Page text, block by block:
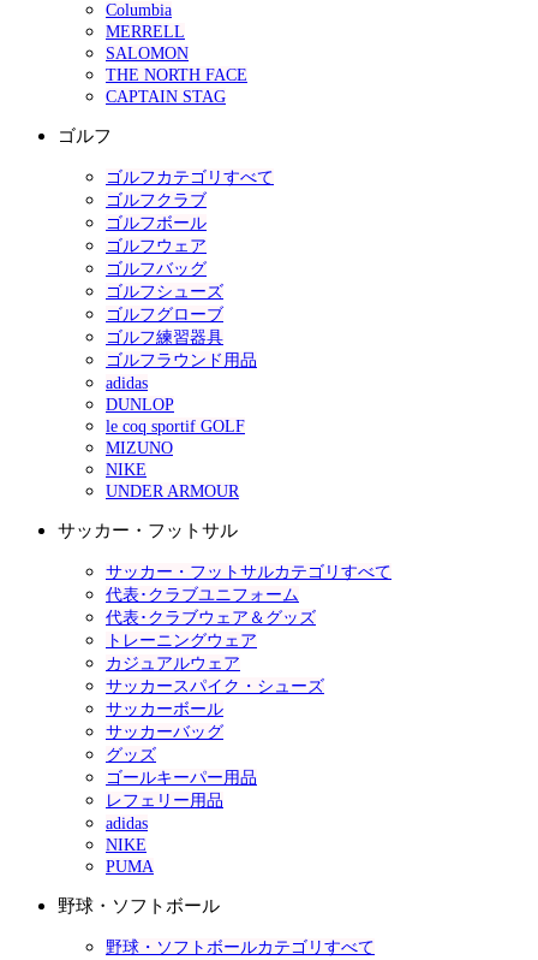
Columbia
MERRELL
SALOMON
THE NORTH FACE
CAPTAIN STAG
ゴルフ
ゴルフカテゴリすべて
ゴルフクラブ
ゴルフボール
ゴルフウェア
ゴルフバッグ
ゴルフシューズ
ゴルフグローブ
ゴルフ練習器具
ゴルフラウンド用品
adidas
DUNLOP
le coq sportif GOLF
MIZUNO
NIKE
UNDER ARMOUR
サッカー・フットサル
サッカー・フットサルカテゴリすべて
代表･クラブユニフォーム
代表･クラブウェア＆グッズ
トレーニングウェア
カジュアルウェア
サッカースパイク・シューズ
サッカーボール
サッカーバッグ
グッズ
ゴールキーパー用品
レフェリー用品
adidas
NIKE
PUMA
野球・ソフトボール
野球・ソフトボールカテゴリすべて